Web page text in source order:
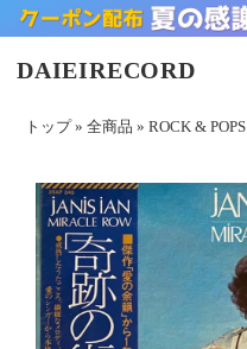
DAIEIRECORD
トップ» 全商品 » ROCK & POPS